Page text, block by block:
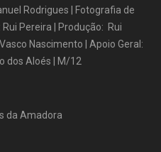
Rodrigues | Fotografia de
Pereira | Produção: Rui
Nascimento | Apoio Geral:
dos Aloés | M/12
da Amadora